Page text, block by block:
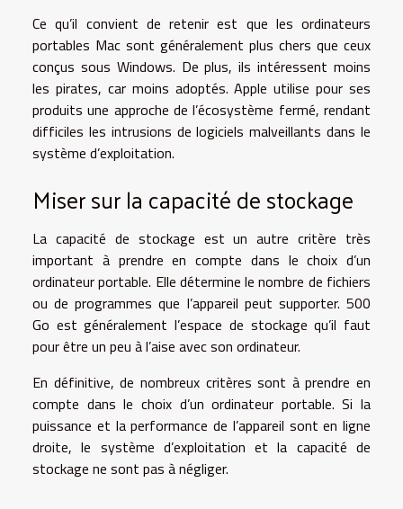
Ce qu’il convient de retenir est que les ordinateurs
portables Mac sont généralement plus chers que ceux
conçus sous Windows. De plus, ils intéressent moins
les pirates, car moins adoptés. Apple utilise pour ses
produits une approche de l’écosystème fermé, rendant
difficiles les intrusions de logiciels malveillants dans le
système d’exploitation.
Miser sur la capacité de stockage
La capacité de stockage est un autre critère très
important à prendre en compte dans le choix d’un
ordinateur portable. Elle détermine le nombre de fichiers
ou de programmes que l’appareil peut supporter. 500
Go est généralement l’espace de stockage qu’il faut
pour être un peu à l’aise avec son ordinateur.
En définitive, de nombreux critères sont à prendre en
compte dans le choix d’un ordinateur portable. Si la
puissance et la performance de l’appareil sont en ligne
droite, le système d’exploitation et la capacité de
stockage ne sont pas à négliger.